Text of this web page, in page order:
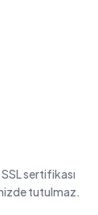
sertifikası
tutulmaz.